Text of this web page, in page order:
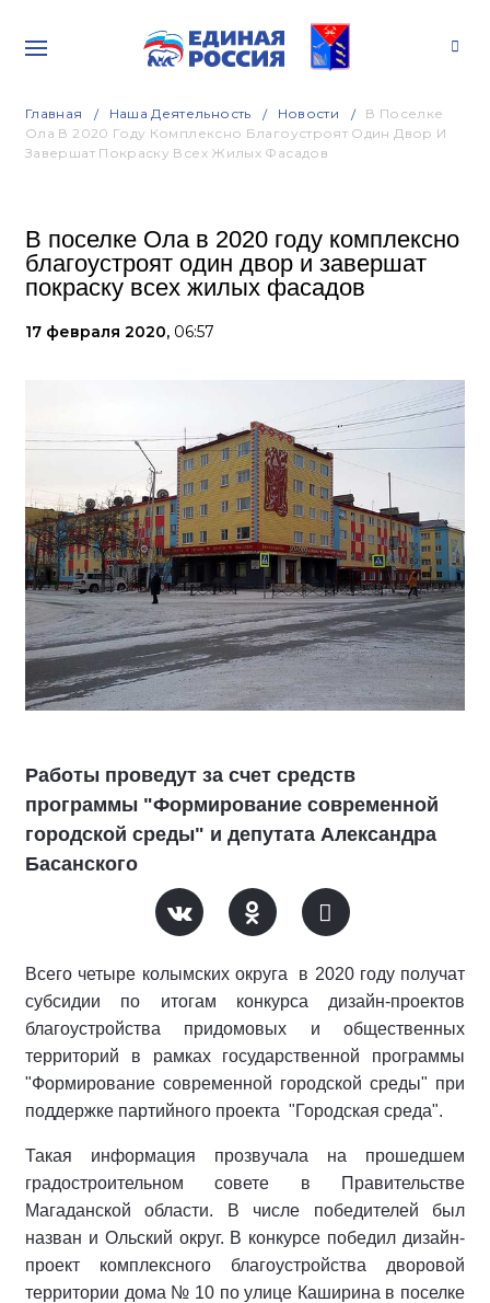
Главная Наша Деятельность Новости
В Поселке
Ола В 2020 Году Комплексно Благоустроят Один Двор И
Завершат Покраску Всех Жилых Фасадов
В поселке Ола в 2020 году комплексно
благоустроят один двор и завершат
покраску всех жилых фасадов
17 февраля 2020, 06:57
Работы проведут за счет средств
программы "Формирование современной
городской среды" и депутата Александра
Басанского
Всего четыре колымских округа в 2020 году получат
субсидии по итогам конкурса дизайн-проектов
благоустройства придомовых и общественных
территорий в рамках государственной программы
"Формирование современной городской среды" при
поддержке партийного проекта "Городская среда".
Такая информация прозвучала на прошедшем
градостроительном совете в Правительстве
Магаданской области. В числе победителей был
назван и Ольский округ. В конкурсе победил дизайн-
проект комплексного благоустройства дворовой
территории дома № 10 по улице Каширина в поселке